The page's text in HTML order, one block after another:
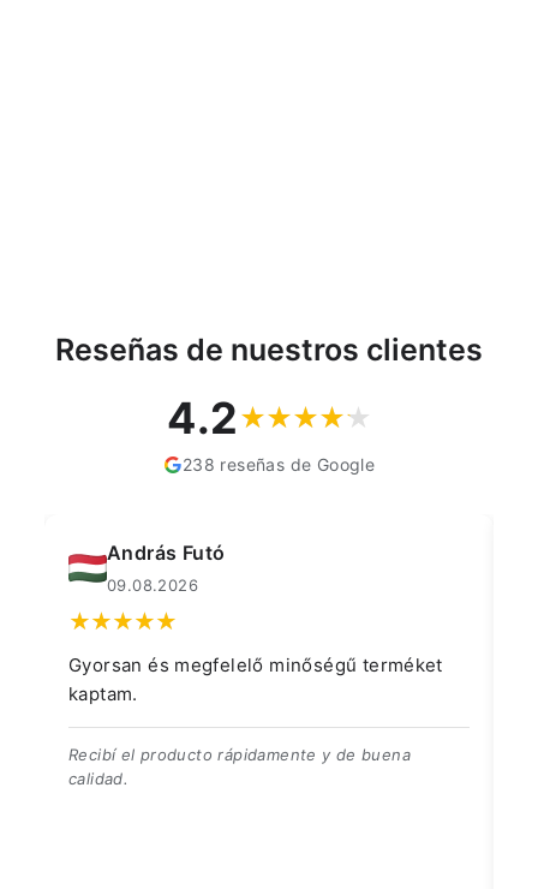
Reseñas de nuestros clientes
4.2
238 reseñas de Google
András Futó
09.08.2026
Gyorsan és megfelelő minőségű terméket
kaptam.
Recibí el producto rápidamente y de buena
calidad.